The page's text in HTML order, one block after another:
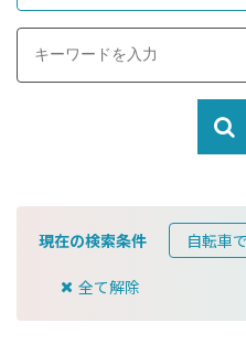
現在の検索条件 自転車
全て解除